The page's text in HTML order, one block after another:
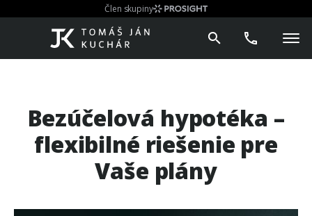
Člen skupiny
Bezúčelová hypotéka –
flexibilné riešenie pre
Vaše plány